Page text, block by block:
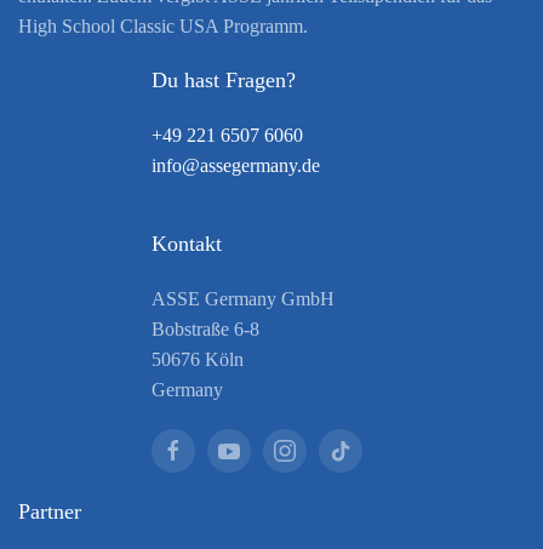
High School Classic USA Programm.
Du hast Fragen?
+49 221 6507 6060
info@assegermany.de
Kontakt
ASSE Germany GmbH
Bobstraße 6-8
50676 Köln
Germany
Partner